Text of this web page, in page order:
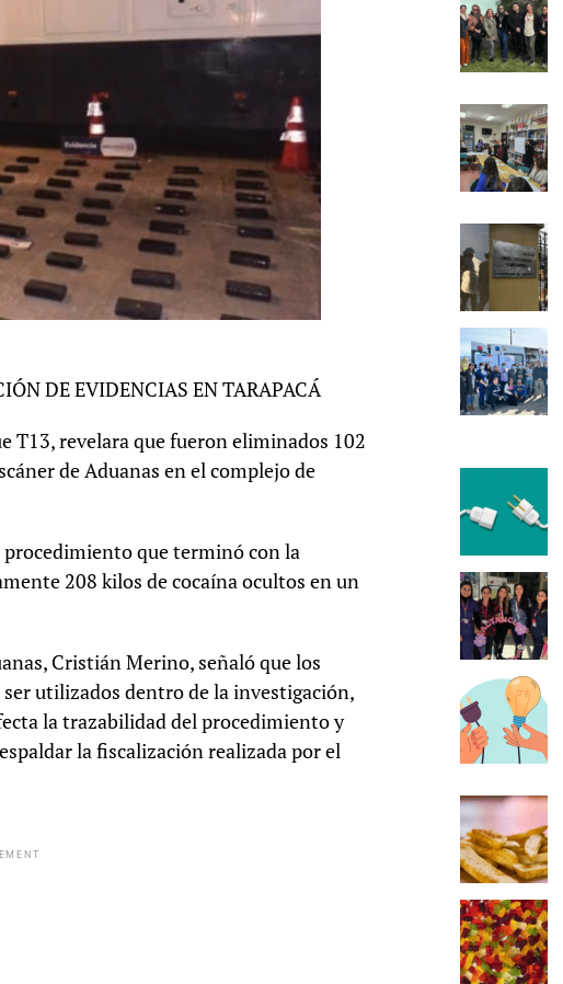
DE EVIDENCIAS EN TARAPACÁ
T13, revelara que fueron eliminados 102
de Aduanas en el complejo de
que terminó con la
208 kilos de cocaína ocultos en un
Cristián Merino, señaló que los
utilizados dentro de la investigación,
la trazabilidad del procedimiento y
la fiscalización realizada por el